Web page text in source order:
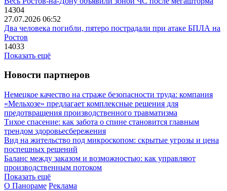
14304
27.07.2026 06:52
Два человека погибли, пятеро пострадали при атаке БПЛА на
Ростов
14033
Показать ещё
Новости партнеров
Немецкое качество на страже безопасности труда: компания
«Мельхозе» предлагает комплексные решения для
предотвращения производственного травматизма
Тихое спасение: как забота о спине становится главным
трендом здоровьесбережения
Вид на жительство под микроскопом: скрытые угрозы и цена
поспешных решений
Баланс между заказом и возможностью: как управляют
производственным потоком
Показать ещё
О Панораме Реклама